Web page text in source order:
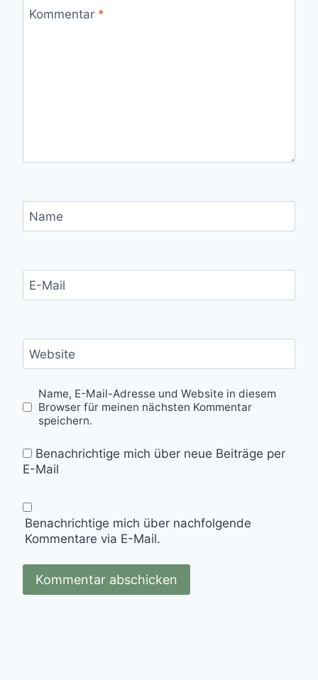
Kommentar *
Name
E-Mail
Website
Name, E-Mail-Adresse und Website in diesem
Browser für meinen nächsten Kommentar
speichern.
Benachrichtige mich über neue Beiträge per
E-Mail
Benachrichtige mich über nachfolgende
Kommentare via E-Mail.